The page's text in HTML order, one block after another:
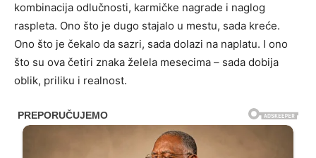
kombinacija odlučnosti, karmičke nagrade i naglog
raspleta. Ono što je dugo stajalo u mestu, sada kreće.
Ono što je čekalo da sazri, sada dolazi na naplatu. I ono
što su ova četiri znaka želela mesecima – sada dobija
oblik, priliku i realnost.